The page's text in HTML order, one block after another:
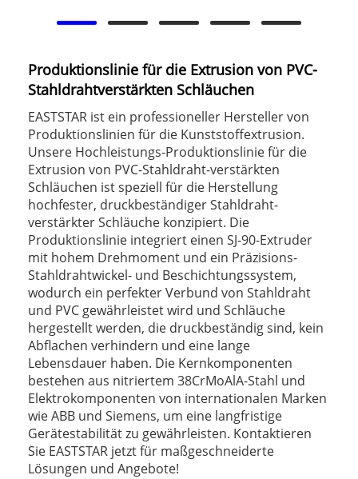
Produktionslinie für die Extrusion von PVC-
Stahldrahtverstärkten Schläuchen
EASTSTAR ist ein professioneller Hersteller von
Produktionslinien für die Kunststoffextrusion.
Unsere Hochleistungs-Produktionslinie für die
Extrusion von PVC-Stahldraht-verstärkten
Schläuchen ist speziell für die Herstellung
hochfester, druckbeständiger Stahldraht-
verstärkter Schläuche konzipiert. Die
Produktionslinie integriert einen SJ-90-Extruder
mit hohem Drehmoment und ein Präzisions-
Stahldrahtwickel- und Beschichtungssystem,
wodurch ein perfekter Verbund von Stahldraht
und PVC gewährleistet wird und Schläuche
hergestellt werden, die druckbeständig sind, kein
Abflachen verhindern und eine lange
Lebensdauer haben. Die Kernkomponenten
bestehen aus nitriertem 38CrMoAlA-Stahl und
Elektrokomponenten von internationalen Marken
wie ABB und Siemens, um eine langfristige
Gerätestabilität zu gewährleisten. Kontaktieren
Sie EASTSTAR jetzt für maßgeschneiderte
Lösungen und Angebote!